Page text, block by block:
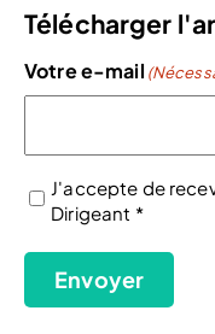
Télécharger
Votre e-mail
(Nécessaire)
J'accepte de
Dirigeant *
Envoyer